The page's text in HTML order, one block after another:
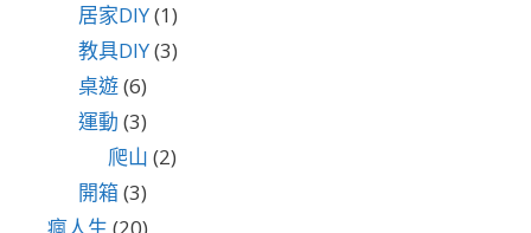
居家DIY(1)
教具DIY(3)
桌遊(6)
運動 (3)
爬山 (2)
開箱(3)